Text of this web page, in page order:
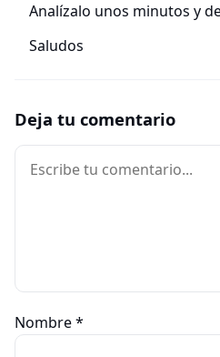
Analízalo unos minutos y
Saludos
Deja tu comentario
Comentario
Nombre*